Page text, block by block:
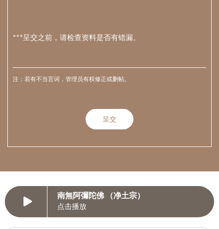
***呈交之前，请检查资料是否有错漏。
注：若有不当言词，管理员有权修正或删帖。
南無阿彌陀佛 （净土宗）
点击播放